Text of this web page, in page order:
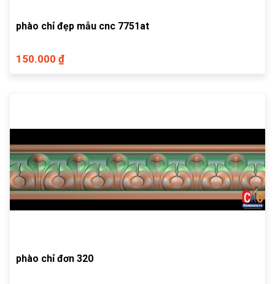
phào chỉ đẹp mẫu cnc 7751at
150.000 ₫
phào chỉ đơn 320